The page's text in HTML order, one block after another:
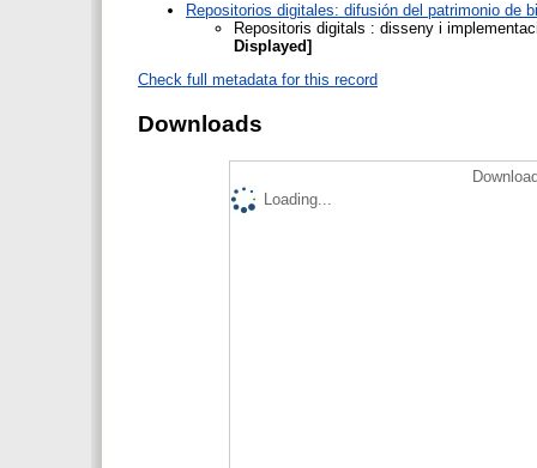
Repositorios digitales: difusión del patrimonio de
Repositoris digitals : disseny i
Displayed]
Check full metadata for this record
Downloads
Loading...